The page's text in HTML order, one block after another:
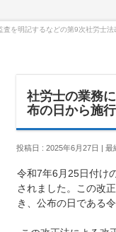
査を明記するなどの第9次社労
社労士の業務
布の日から施行
投稿日 : 2025年6月27日 最
令和7年6月25日付け
されました。この改
き、公布の日である